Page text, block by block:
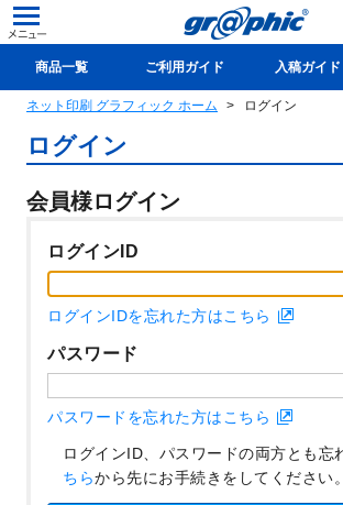
商品一覧 ご利用ガイド 入稿ガイド
新規会員登録(無料)
ネット印刷 グラフィック ホーム ログイン
ログイン
会員様ログイン
ログインID
ログインIDを忘れた方はこちら
パスワード
パスワードを忘れた方はこちら
ログインID、パスワードの両方とも忘
ちらから先にお手続きをしてください。